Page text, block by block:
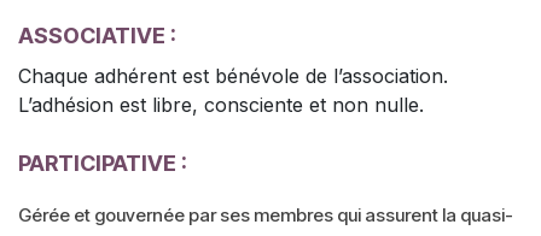
ASSOCIATIVE :
Chaque adhérent est bénévole de l’association.
L’adhésion est libre, consciente et non nulle.
PARTICIPATIVE :
Gérée et gouvernée par ses membres qui assurent la quasi-